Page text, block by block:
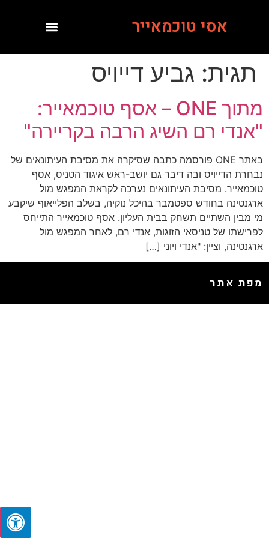
אסי טוכמאייר
תגית: גביע דייויס
מתוך ONE – אסף טוכמאייר:
"אנדי רם השיג הרבה בקריירה"
באתר ONE פורסמה כתבה שסיקרה את מסיבת העיתונאים של
נבחרת הדייויס ובה דיבר גם יושב-ראש איגוד הטניס, אסף
טוכמאייר. מסיבת העיתונאים נערכה לקראת המפגש מול
ארגנטינה בחודש ספטמבר בהיכל נוקיה, בשלב הפלייאוף שיקבע
מי מבין השתיים תשחק בבית העליון. אסף טוכמאייר התייחס
לפרישתו של טניסאי הזוגות, אנדי רם, לאחר המפגש מול
ארגנטינה, וציין: "אנדי ויוני […]
מפת אתר